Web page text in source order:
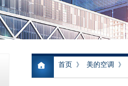
首页 》 美的空调 》